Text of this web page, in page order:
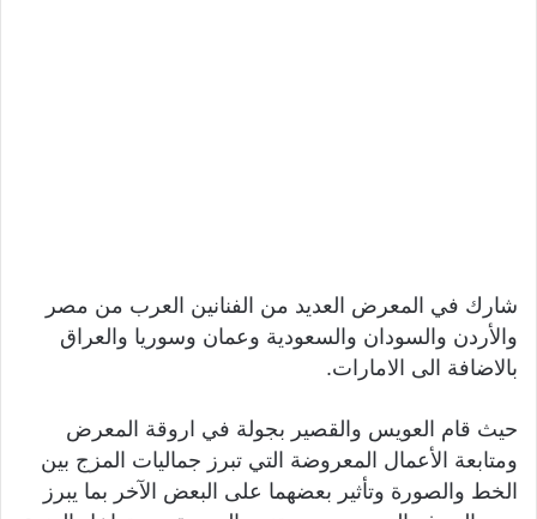
شارك في المعرض العديد من الفنانين العرب من مصر
والأردن والسودان والسعودية وعمان وسوريا والعراق
بالاضافة الى الامارات.
حيث قام العويس والقصير بجولة في اروقة المعرض
ومتابعة الأعمال المعروضة التي تبرز جماليات المزج بين
الخط والصورة وتأثير بعضهما على البعض الآخر بما يبرز